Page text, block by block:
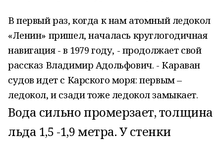
В первый раз, когда к нам атомный ледокол
«Ленин» пришел, началась круглогодичная
навигация - в 1979 году, - продолжает свой
рассказ Владимир Адольфович. - Караван
судов идет с Карского моря: первым –
ледокол, и сзади тоже ледокол замыкает.
Вода сильно промерзает, толщина
льда 1,5 -1,9 метра. У стенки